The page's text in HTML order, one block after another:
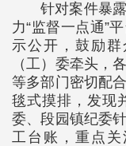
针对案件暴
力“监督一点通”
示公开，鼓励
（工）委牵头，
等多部门密切配
毯式摸排，发现
委、段园镇纪委
工台账，重点